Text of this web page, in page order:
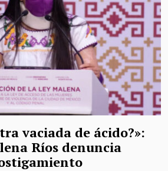
vaciada de ácido?»:
Ríos denuncia